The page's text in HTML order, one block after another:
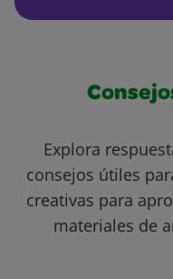
Explora
consejos útiles
creativas para
materiales de